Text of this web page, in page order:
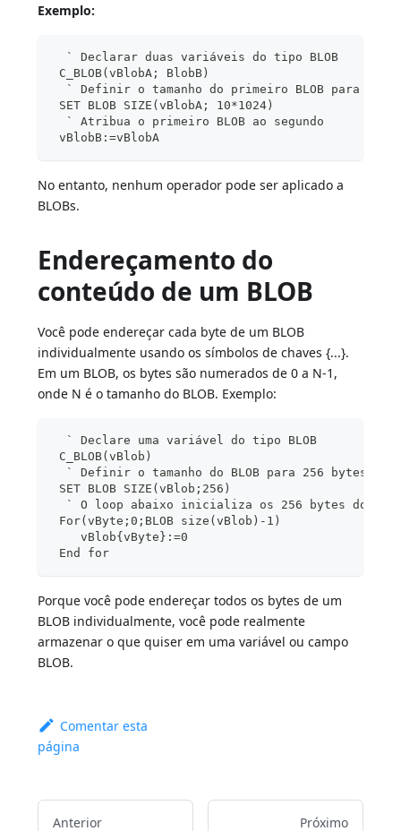
Exemplo:
  ` Declarar duas variáveis do tipo BLOB
C_BLOB(vBlobA; BlobB)
  ` Definir o tamanho do primeiro BLOB para 10K
SET BLOB SIZE(vBlobA; 10*1024)
  ` Atribua o primeiro BLOB ao segundo
vBlobB:=vBlobA
No entanto, nenhum operador pode ser aplicado a
BLOBs.
Endereçamento do
conteúdo de um BLOB
Você pode endereçar cada byte de um BLOB
individualmente usando os símbolos de chaves {...}.
Em um BLOB, os bytes são numerados de 0 a N-1,
onde N é o tamanho do BLOB. Exemplo:
  ` Declare uma variável do tipo BLOB
C_BLOB(vBlob)
  ` Definir o tamanho do BLOB para 256 bytes
SET BLOB SIZE(vBlob;256)
` O loop abaixo inicializa os 256 bytes do
For(vByte;0;BLOB size(vBlob)-1)
    vBlob{vByte}:=0
End for
Porque você pode endereçar todos os bytes de um
BLOB individualmente, você pode realmente
armazenar o que quiser em uma variável ou campo
BLOB.
Comentar esta
página
Anterior Próximo